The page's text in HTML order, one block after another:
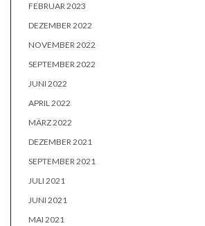
FEBRUAR 2023
DEZEMBER 2022
NOVEMBER 2022
SEPTEMBER 2022
JUNI 2022
APRIL 2022
MÄRZ 2022
DEZEMBER 2021
SEPTEMBER 2021
JULI 2021
JUNI 2021
MAI 2021